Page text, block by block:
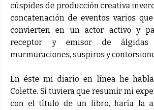
cúspides de producción creativa
concatenación de eventos varios
convierten en un actor activo y
receptor y emisor de álgidas
murmuraciones, suspiros y
En éste mi diario en línea he
Colette. Si tuviera que resumir mi
con el título de un libro, haría la